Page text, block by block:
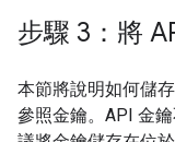
步驟 3：將
本節將說明如何儲
參照金鑰。API 金